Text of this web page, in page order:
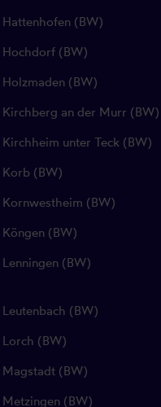
Hattenhofen (BW)
Hochdorf (BW)
Holzmaden (BW)
Kirchberg an der Murr (BW)
Kirchheim unter Teck (BW)
Korb (BW)
Kornwestheim (BW)
Köngen (BW)
Lenningen (BW)
Leutenbach (BW)
Lorch (BW)
Magstadt (BW)
Metzingen (BW)